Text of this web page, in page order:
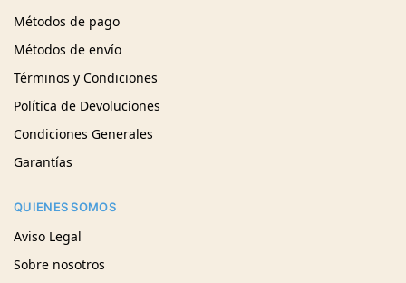
Métodos de pago
Métodos de envío
Términos y Condiciones
Política de Devoluciones
Condiciones Generales
Garantías
QUIENES SOMOS
Aviso Legal
Sobre nosotros